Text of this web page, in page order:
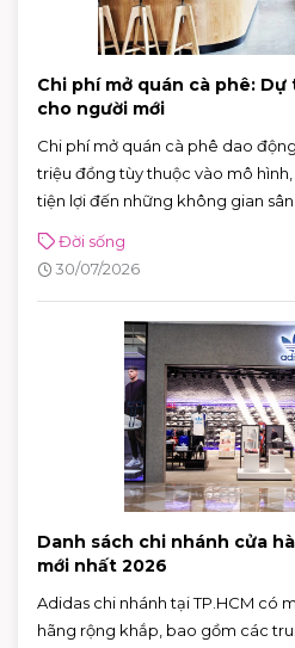
Chi phí mở quán cà phê:
cho người mới
Chi phí mở quán cà phê dao
triệu đồng tùy thuộc vào mô
tiện lợi đến những không gian
Đời sống
30/07/2026
Danh sách chi nhánh cửa
mới nhất 2026
Adidas chi nhánh tại TP.HCM có
hãng rộng khắp, bao gồm các